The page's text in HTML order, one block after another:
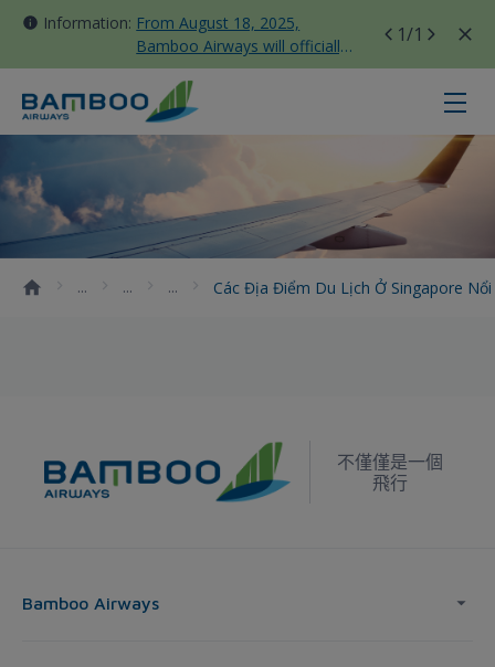
Information: From August 18, 2025,
Bamboo Airways will officially
move all domestic flights to
Tan Son Nhat Terminal T3
1/1
Các địa điểm du lịch ở Singapore
Các Địa Điểm Du Lịch Ở Singapore
不僅僅是一個
飛行
Bamboo Airways